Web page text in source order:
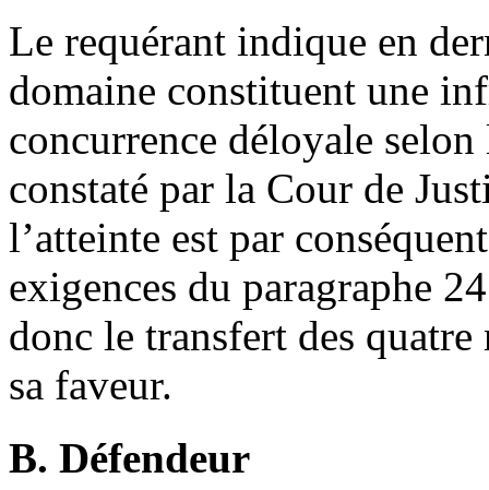
Le requérant indique en
domaine constituent une
concurrence déloyale
constaté par la Cour de
l’atteinte est par
exigences du paragraphe
donc le transfert des
sa faveur.
B. Défendeur